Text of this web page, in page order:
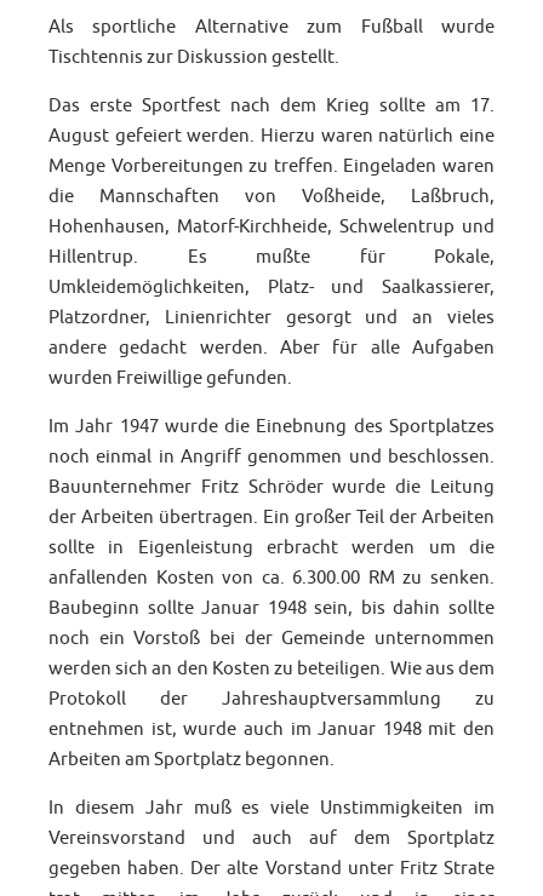
Als sportliche Alternative zum Fußball wurde
Tischtennis zur Diskussion gestellt.
Das erste Sportfest nach dem Krieg sollte am 17.
August gefeiert werden. Hierzu waren natürlich eine
Menge Vorbereitungen zu treffen. Eingeladen waren
die Mannschaften von Voßheide, Laßbruch,
Hohenhausen, Matorf-Kirchheide, Schwelentrup und
Hillentrup. Es mußte für Pokale,
Umkleidemöglichkeiten, Platz- und Saalkassierer,
Platzordner, Linienrichter gesorgt und an vieles
andere gedacht werden. Aber für alle Aufgaben
wurden Freiwillige gefunden.
Im Jahr 1947 wurde die Einebnung des Sportplatzes
noch einmal in Angriff genommen und beschlossen.
Bauunternehmer Fritz Schröder wurde die Leitung
der Arbeiten übertragen. Ein großer Teil der Arbeiten
sollte in Eigenleistung erbracht werden um die
anfallenden Kosten von ca. 6.300.00 RM zu senken.
Baubeginn sollte Januar 1948 sein, bis dahin sollte
noch ein Vorstoß bei der Gemeinde unternommen
werden sich an den Kosten zu beteiligen. Wie aus dem
Protokoll der Jahreshauptversammlung zu
entnehmen ist, wurde auch im Januar 1948 mit den
Arbeiten am Sportplatz begonnen.
In diesem Jahr muß es viele Unstimmigkeiten im
Vereinsvorstand und auch auf dem Sportplatz
gegeben haben. Der alte Vorstand unter Fritz Strate